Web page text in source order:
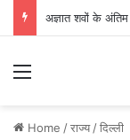
Menu
Home /राज्य /दिल्ली